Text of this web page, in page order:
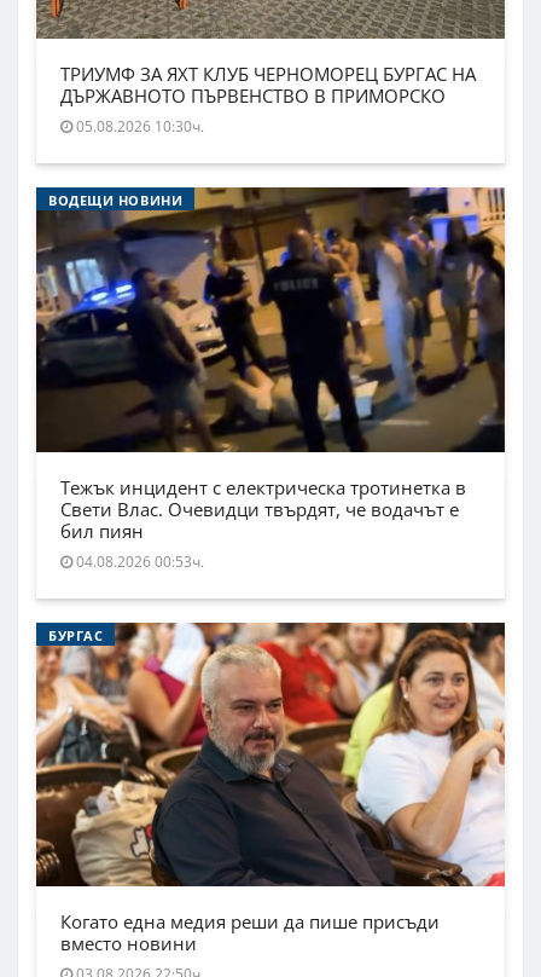
ТРИУМФ ЗА ЯХТ КЛУБ ЧЕРНОМОРЕЦ БУРГАС НА
ДЪРЖАВНОТО ПЪРВЕНСТВО В ПРИМОРСКО
05.08.2026 10:30ч.
ВОДЕЩИ НОВИНИ
Тежък инцидент с електрическа тротинетка в
Свети Влас. Очевидци твърдят, че водачът е
бил пиян
04.08.2026 00:53ч.
БУРГАС
Когато една медия реши да пише присъди
вместо новини